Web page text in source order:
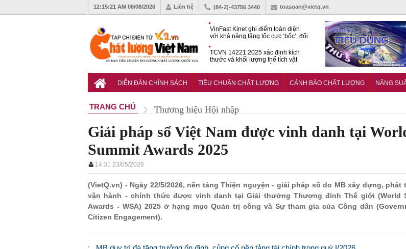
12:15:22 AM 06/08/2026 Liên hệ (84-2)-43756 3440 toasoan@vietq.vn
VinFast Kinet ghi điểm toàn diện
với khả năng tăng tốc cực ‘bốc’, đổi
TCVN 14221:2025 xác định kích
thước và khối lượng thể tích vật
bưu chính và đo lường trong kỷ
DIỄN ĐÀN CHÍNH SÁCH TIÊU CHUẨN CHẤT LƯỢNG CẢNH BÁO CHẤT LƯỢNG NĂNG
TRANG CHỦ Thương hiệu Hội nhập
Giải pháp số Việt Nam được vinh danh tại
Summit Awards 2025
14:31 23/05/2026
(VietQ.vn) - Ngày 22/5/2026, nền tảng Thiện nguyện - giải pháp số do MB xây dựng, phát
vận hành - chính thức được vinh danh tại Giải thưởng Thượng đỉnh Thế giới (World
Awards - WSA) 2025 ở hạng mục Quản trị công và Sự tham gia của Công dân
Citizen Engagement).